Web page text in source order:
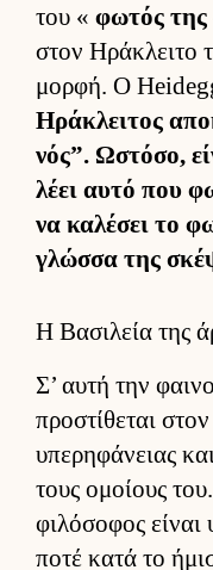
του « φωτός
στον Ηράκλειτο
μορ­φή. Ο
Ηράκλει­τος
νός”. Ωστόσο,
λέει αυτό που
να καλέσει το
γλώσσα της
Η Βασιλεία της
Σ’ αυτή την
προστίθεται
υπερηφάνειας
τους ομοί­ους
φιλόσοφος εί­ναι
ποτέ κατά το